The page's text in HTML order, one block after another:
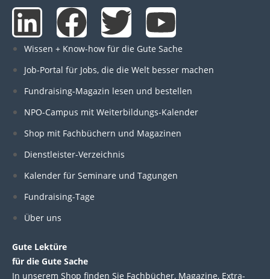
L
i
n
k
e
d
i
n
F
a
c
e
b
o
o
T
w
i
t
t
e
Y
o
u
t
u
b
Wissen + Know-how für die Gute Sache
Job-Portal für Jobs, die die Welt besser machen
Fundraising-Magazin lesen und bestellen
NPO-Campus mit Weiterbildungs-Kalender
Shop mit Fachbüchern und Magazinen
Dienstleister-Verzeichnis
Kalender für Seminare und Tagungen
Fundraising-Tage
Über uns
Gute Lektüre
für die Gute Sache
In unserem Shop finden Sie Fachbücher, Magazine, Extra-